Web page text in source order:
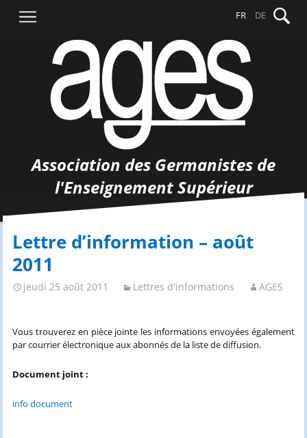
contenu
FR DE
Association des Germanistes de
l'Enseignement Supérieur
Lettre d’information – août
2011
jeudi 25 août 2011 Lettres d'informations AGES
Vous trouverez en pièce jointe les informations envoyées également
par courrier électronique aux abonnés de la liste de diffusion.
Document joint :
info document